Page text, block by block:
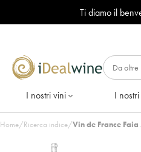
Ti diamo il
I nostri vini I
Home/Ricerca indice/Vin de France